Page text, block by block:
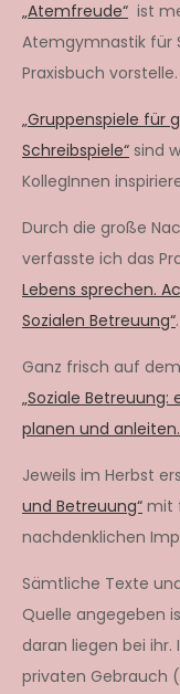
„Atemfreude“ ist
Atemgymnastik für
Praxisbuch vorstelle.
„Gruppenspiele für
Schreibspiele“ sind
KollegInnen
Durch die große
verfasste ich das
Lebens sprechen.
Sozialen Betreuung“.
Ganz frisch auf
„Soziale
planen und
Jeweils im Herbst
und Betreuung“ mit
nachdenklichen
Sämtliche Texte
Quelle angegeben
daran liegen bei
privaten Gebrauch